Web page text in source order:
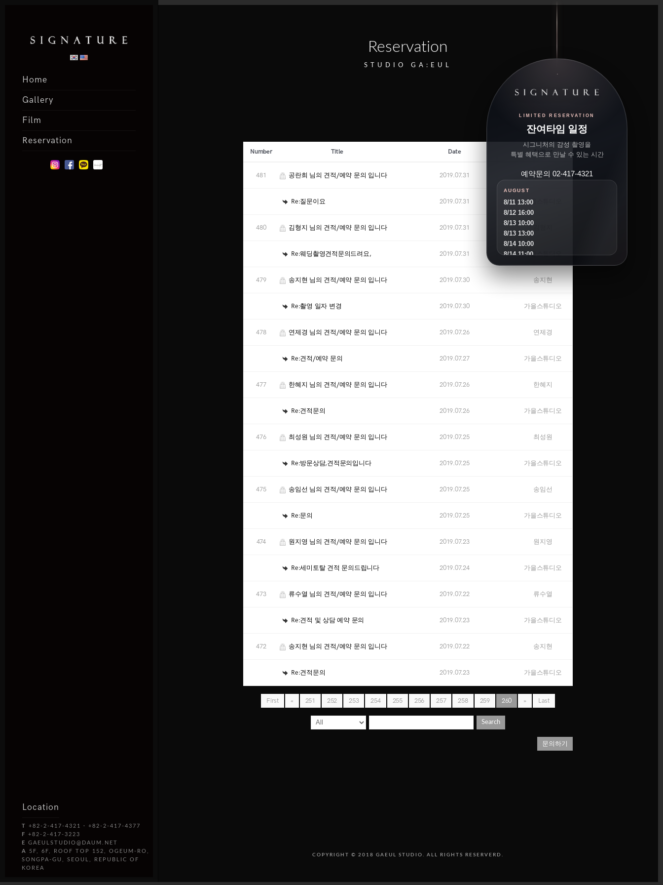
Home
Gallery
Film
Reservation
Location
T
+82-2-417-4321 · +82-2-417-4377
F
+82-2-417-3223
E
GAEULSTUDIO@DAUM.NET
A
5F, 6F, ROOF TOP 152, OGEUM-RO,
SONGPA-GU, SEOUL, REPUBLIC OF
KOREA
Reservation
STUDIO GA:EUL
Number Title Date Author
481 공란희 님의 견적/예약 문의 입니다 2019.07.31 공란희
Re:질문이요 2019.07.31 가을스튜디오
480 김형지 님의 견적/예약 문의 입니다 2019.07.31
Re:웨딩촬영견적문의드려요, 2019.07.31 가을스튜디오
479 송지현 님의 견적/예약 문의 입니다 2019.07.30 송지현
Re:촬영 일자 변경 2019.07.30 가을스튜디오
478 연제경 님의 견적/예약 문의 입니다 2019.07.26 연제경
Re:견적/예약 문의 2019.07.27 가을스튜디오
477 한혜지 님의 견적/예약 문의 입니다 2019.07.26 한혜지
Re:견적문의 2019.07.26 가을스튜디오
476 최성원 님의 견적/예약 문의 입니다 2019.07.25 최성원
Re:방문상담,견적문의입니다 2019.07.25 가을스튜디오
475 송임선 님의 견적/예약 문의 입니다 2019.07.25 송임선
Re:문의 2019.07.25 가을스튜디오
474 원지영 님의 견적/예약 문의 입니다 2019.07.23 원지영
Re:세미토탈 견적 문의드립니다 2019.07.24 가을스튜디오
473 류수열 님의 견적/예약 문의 입니다 2019.07.22 류수열
Re:견적 및 상담 예약 문의 2019.07.23 가을스튜디오
472 송지현 님의 견적/예약 문의 입니다 2019.07.22 송지현
Re:견적문의 2019.07.23 가을스튜디오
First « 251 252 253 254 255 256 257 258 259 260 » Last
Search
문의하기
COPYRIGHT © 2018 GAEUL STUDIO. ALL RIGHTS RESERVERD.
LIMITED RESERVATION
잔여타임 일정
시그니처의 감성 촬영을
특별 혜택으로 만날 수 있는 시간
예약문의 02-417-4321
AUGUST
8/11 13:00
8/12 16:00
8/13 10:00
8/13 13:00
8/14 10:00
8/14 11:00
8/15 10:00
8/19 10:00
8/22 10:00
8/27 10:00
DECEMBER
잔여타임 상담하기